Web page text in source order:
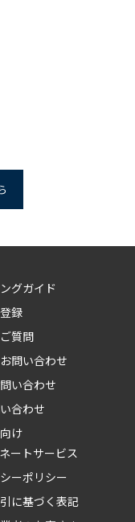
グガイド
録
質問
問い合わせ
い合わせ
合わせ
け
ートサービス
ーポリシー
に基づく表記